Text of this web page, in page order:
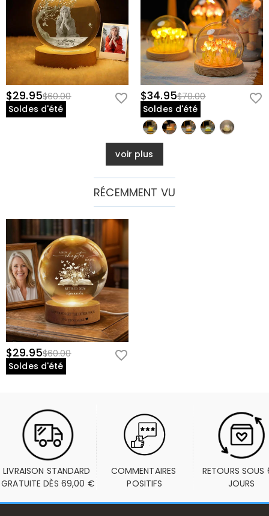
$29.95$60.00
Soldes d'été
$34.95$70.00
Soldes d'été
voir plus
RÉCEMMENT VU
$29.95$60.00
Soldes d'été
LIVRAISON STANDARD
GRATUITE DÈS 69,00 €
COMMENTAIRES
POSITIFS
RETOURS SOUS
JOURS